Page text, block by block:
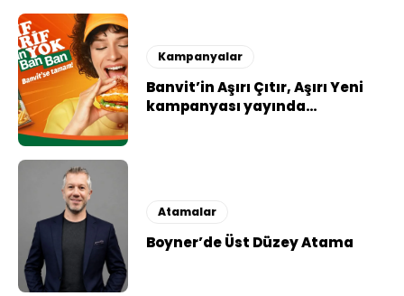
Kampanyalar
Banvit’in Aşırı Çıtır, Aşırı Yeni
kampanyası yayında…
Atamalar
Boyner’de Üst Düzey Atama